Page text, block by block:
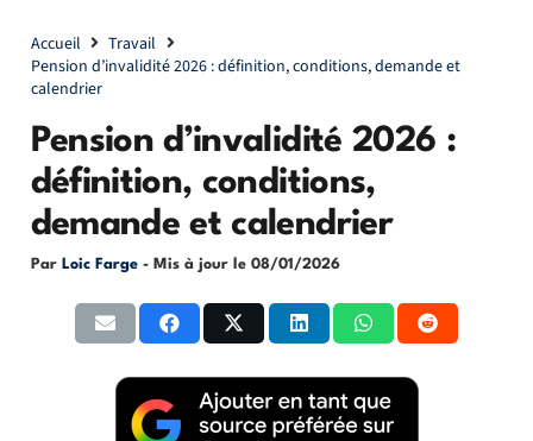
Accueil
Travail
Pension d’invalidité 2026 : définition, conditions, demande et
calendrier
Pension d’invalidité 2026 :
définition, conditions,
demande et calendrier
Par Loic Farge - Mis à jour le 08/01/2026